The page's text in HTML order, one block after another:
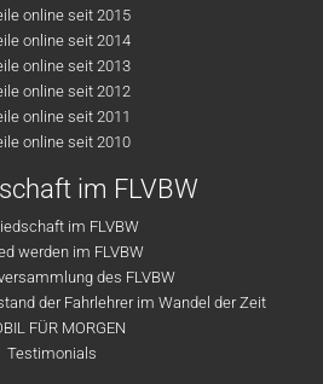
online seit 2015
online seit 2014
online seit 2013
online seit 2012
online seit 2011
online seit 2010
im FLVBW
im FLVBW
werden im FLVBW
des FLVBW
der Fahrlehrer im Wandel der Zeit
FÜR MORGEN
Testimonials